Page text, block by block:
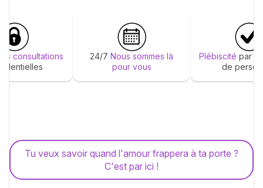
consultations
24/7 Nous sommes là
pour vous
Plébiscité par
de
Tu veux savoir quand l'amour frappera à ta porte ?
C'est par ici !